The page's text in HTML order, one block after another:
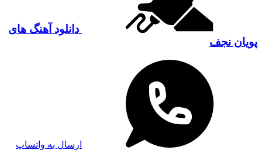
دانلود آهنگ های
پویان نجف
ارسال به واتساپ